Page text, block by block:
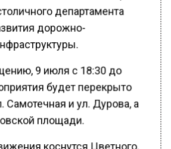
департамента
дорожно-
9 июля с 18:30 до
будет перекрыто
Самотечная и ул. Дурова, а
площади.
коснутся Цветного,